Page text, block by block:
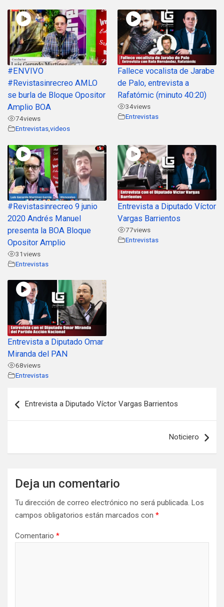
#ENVIVO
#Revistasinrecreo AMLO
se burla de Bloque Opositor
Amplio BOA
74views
Entrevistasvideos
Fallece vocalista de Jarabe
de Palo, entrevista a
Rafatómic (minuto 40:20)
34views
Entrevistas
#Revistasinrecreo 9 junio
2020 Andrés Manuel
presenta la BOA Bloque
Opositor Amplio
31views
Entrevistas
Entrevista a Diputado Víctor
Vargas Barrientos
77views
Entrevistas
Entrevista a Diputado Omar
Miranda del PAN
68views
Entrevistas
de
Entrevista a Diputado Víctor Vargas Barrientos
Noticiero
Deja un comentario
Tu dirección de correo electrónico no será publicada. Los
campos obligatorios están marcados con *
Comentario *